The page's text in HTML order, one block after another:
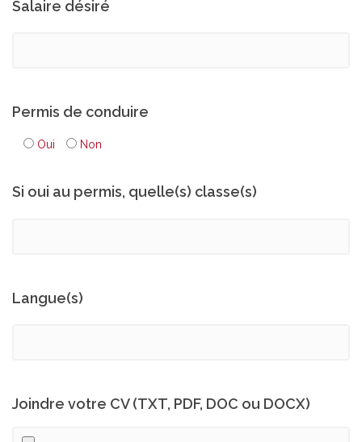
Salaire désiré
Permis de conduire
Oui Non
Si oui au permis, quelle(s) classe(s)
Langue(s)
Joindre votre CV (TXT, PDF, DOC ou DOCX)